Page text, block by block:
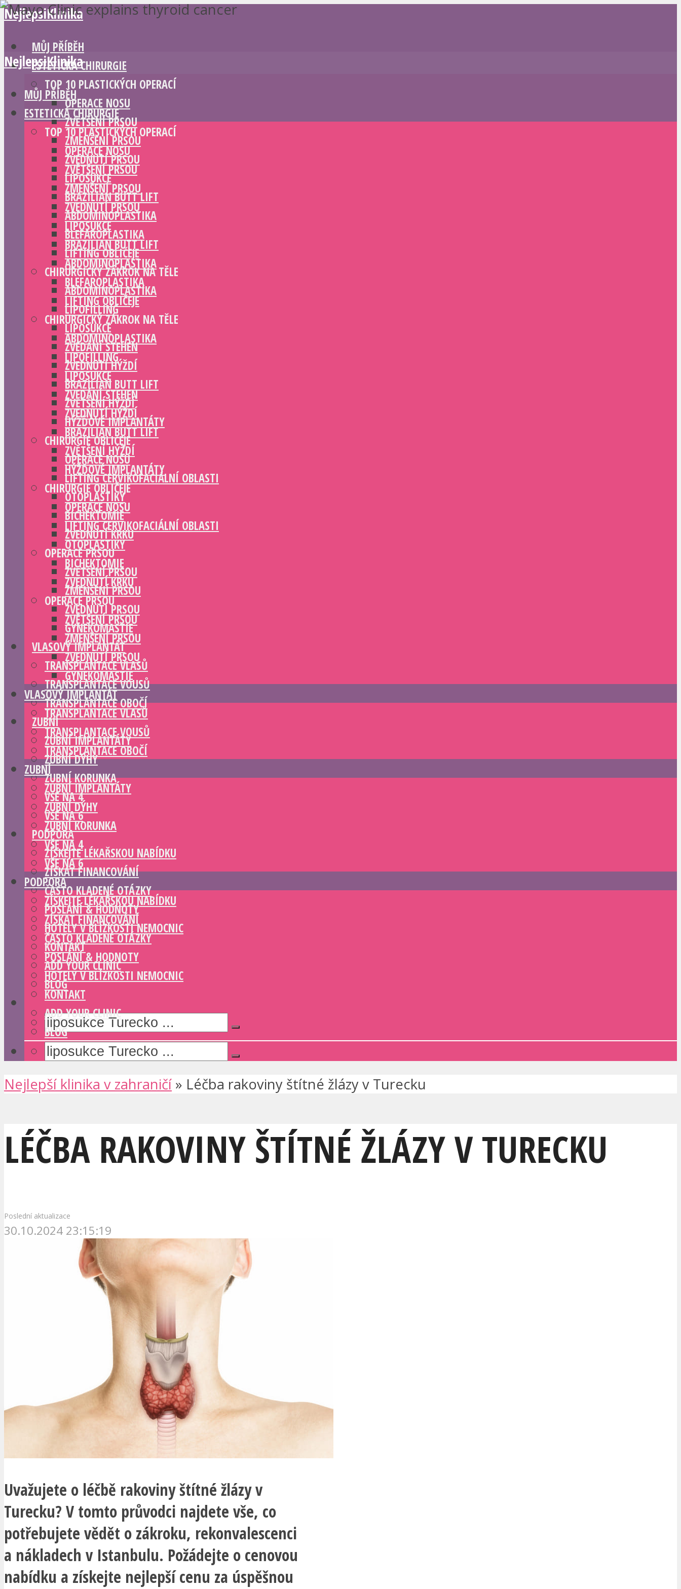
NejlepsiKlinika
MŮJ PŘÍBĚH
ESTETICKÁ CHIRURGIE
TOP 10 PLASTICKÝCH OPERACÍ
OPERACE NOSU
ZVĚTŠENÍ PRSOU
ZMENŠENÍ PRSOU
ZVEDNUTÍ PRSOU
LIPOSUKCE
BRAZILIAN BUTT LIFT
ABDOMINOPLASTIKA
BLEFAROPLASTIKA
LIFTING OBLIČEJE
CHIRURGICKÝ ZÁKROK NA TĚLE
ABDOMINOPLASTIKA
LIPOFILLING
LIPOSUKCE
ZVEDÁNÍ STEHEN
ZVEDNUTÍ HÝŽDÍ
BRAZILIAN BUTT LIFT
ZVĚTŠENÍ HÝŽDÍ
HÝŽĎOVÉ IMPLANTÁTY
CHIRURGIE OBLIČEJE
OPERACE NOSU
LIFTING CERVIKOFACIÁLNÍ OBLASTI
OTOPLASTIKY
BICHEKTOMIE
ZVEDNUTÍ KRKU
OPERACE PRSOU
ZVĚTŠENÍ PRSOU
ZMENŠENÍ PRSOU
ZVEDNUTÍ PRSOU
GYNEKOMASTIE
VLASOVÝ IMPLANTÁT
TRANSPLANTACE VLASŮ
TRANSPLANTACE VOUSŮ
TRANSPLANTACE OBOČÍ
ZUBNÍ
ZUBNÍ IMPLANTÁTY
ZUBNÍ DÝHY
ZUBNÍ KORUNKA
VŠE NA 4
VŠE NA 6
PODPORA
ZÍSKEJTE LÉKAŘSKOU NABÍDKU
ZÍSKAT FINANCOVÁNÍ
ČASTO KLADENÉ OTÁZKY
POSLÁNÍ & HODNOTY
HOTELY V BLÍZKOSTI NEMOCNIC
KONTAKT
ADD YOUR CLINIC
BLOG
NejlepsiKlinika
MŮJ PŘÍBĚH
ESTETICKÁ CHIRURGIE
TOP 10 PLASTICKÝCH OPERACÍ
OPERACE NOSU
ZVĚTŠENÍ PRSOU
ZMENŠENÍ PRSOU
ZVEDNUTÍ PRSOU
LIPOSUKCE
BRAZILIAN BUTT LIFT
ABDOMINOPLASTIKA
BLEFAROPLASTIKA
LIFTING OBLIČEJE
CHIRURGICKÝ ZÁKROK NA TĚLE
ABDOMINOPLASTIKA
LIPOFILLING
LIPOSUKCE
ZVEDÁNÍ STEHEN
ZVEDNUTÍ HÝŽDÍ
BRAZILIAN BUTT LIFT
ZVĚTŠENÍ HÝŽDÍ
HÝŽĎOVÉ IMPLANTÁTY
CHIRURGIE OBLIČEJE
OPERACE NOSU
LIFTING CERVIKOFACIÁLNÍ OBLASTI
OTOPLASTIKY
BICHEKTOMIE
ZVEDNUTÍ KRKU
OPERACE PRSOU
ZVĚTŠENÍ PRSOU
ZMENŠENÍ PRSOU
ZVEDNUTÍ PRSOU
GYNEKOMASTIE
VLASOVÝ IMPLANTÁT
TRANSPLANTACE VLASŮ
TRANSPLANTACE VOUSŮ
TRANSPLANTACE OBOČÍ
ZUBNÍ
ZUBNÍ IMPLANTÁTY
ZUBNÍ DÝHY
ZUBNÍ KORUNKA
VŠE NA 4
VŠE NA 6
PODPORA
ZÍSKEJTE LÉKAŘSKOU NABÍDKU
ZÍSKAT FINANCOVÁNÍ
ČASTO KLADENÉ OTÁZKY
POSLÁNÍ & HODNOTY
HOTELY V BLÍZKOSTI NEMOCNIC
KONTAKT
ADD YOUR CLINIC
BLOG
Nejlepší klinika v zahraničí » Léčba rakoviny štítné žlázy v Turecku
LÉČBA RAKOVINY ŠTÍTNÉ ŽLÁZY V TURECKU
Poslední aktualizace
30.10.2024 23:15:19
Uvažujete o léčbě rakoviny štítné žlázy v
Turecku? V tomto průvodci najdete vše, co
potřebujete vědět o zákroku, rekonvalescenci
a nákladech v Istanbulu. Požádejte o cenovou
nabídku a získejte nejlepší cenu za úspěšnou